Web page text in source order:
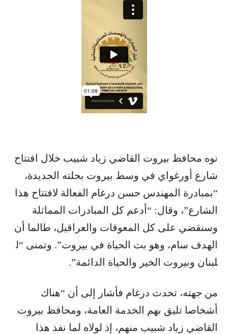
نوه ​محافظ​ ​بيروت​ ​القاضي زياد شبيب​ خلال افتتاح
شارع أورغواي في ​وسط بيروت​ بحلته ​الجديدة​،
“بمبادرة المهندس حسن درغام الفعالة لافتتاح هذا
الشارع”، وقال: “أدعم كل المبادرات المماثلة
وسنقضي على كل المعوقات والعراقيل، طالما أن
الهدف سام، وهو بث ​الحياة​ في بيروت”. وتمنى “ل​
لبنان​ وبيروت الخير والحياة الدائمة”.
من جهته، تحدث درغام فأشار إلى أن “هناك
أشخاصا تليق بهم الخدمة العامة، ومحافظ بيروت
القاضي زياد شبيب منهم، إذ لولاه لما نفذ هذا